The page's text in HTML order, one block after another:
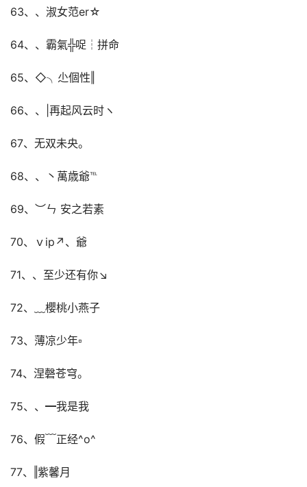
63、、淑女范er☆
64、、霸氣╬哫┆拼命
65、◇╮尐個性‖
66、、|再起风云时ヽ
67、无双未央。
68、、丶萬歳爺℡
69、︶ㄣ 安之若素
70、ｖip↗、爺
71、、至少还有你↘
72、﹏櫻桃小燕子
73、薄凉少年▫
74、涅磬苍穹。
75、、━我是我
76、假﹋正经^o^
77、‖紫馨月